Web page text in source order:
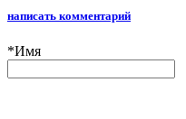
написать комментарий
*Имя